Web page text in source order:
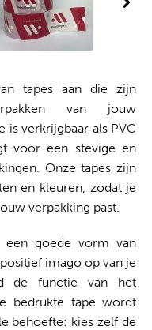
tapes aan die zijn
van jouw
is verkrijgbaar als PVC
voor een stevige en
Onze tapes zijn
en kleuren, zodat je
verpakking past.
een goede vorm van
imago op van je
de functie van het
bedrukte tape wordt
behoefte: kies zelf de